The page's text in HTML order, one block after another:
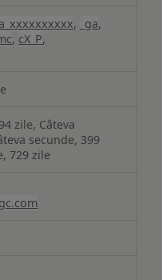
, _ga,
, cX_P,
zile, Câteva
secunde, 399
729 zile